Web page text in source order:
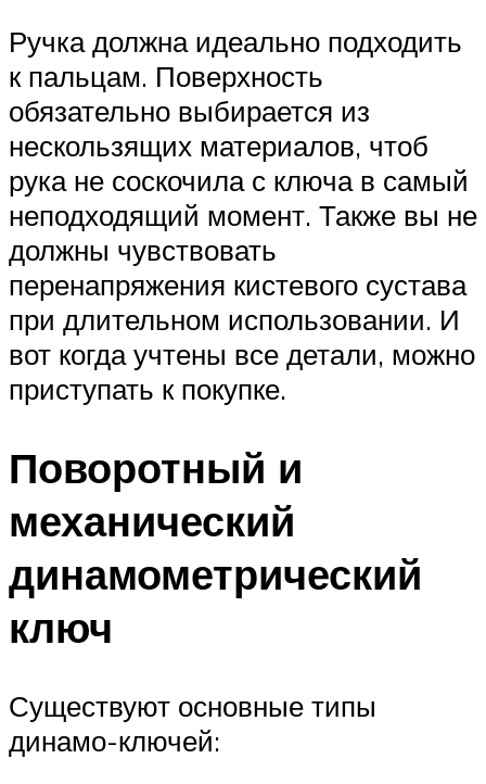
Ручка должна идеально подходить
к пальцам. Поверхность
обязательно выбирается из
нескользящих материалов, чтоб
рука не соскочила с ключа в самый
неподходящий момент. Также вы не
должны чувствовать
перенапряжения кистевого сустава
при длительном использовании. И
вот когда учтены все детали, можно
приступать к покупке.
Поворотный и
механический
динамометрический
ключ
Существуют основные типы
динамо-ключей: